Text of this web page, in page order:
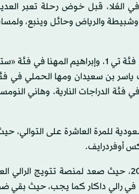
العُلا، قبل خوض رحلة تعبر
والرياض وحائل وينبع،
ويشارك في المُنافسات هذا العام 10 سائقين سعوديين هم: يزيد الراجحي في فئة تي 1،
الحليم المغيرة في فئة الدراجات النارية،
للمرة العاشرة على التوالي،
وكان الراجحي قد حقق المركز الثالث على الترتيب العام في نسخة عام 2022، حيث صعد لمنصة
رالي داكار كما يجب، حيث بقي